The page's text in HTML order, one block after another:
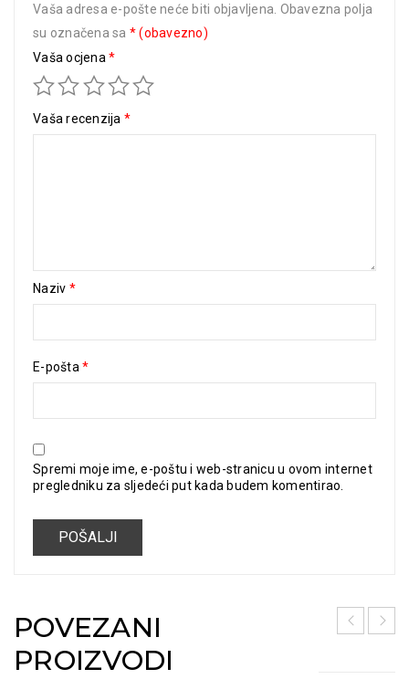
Vaša adresa e-pošte neće biti objavljena. Obavezna polja
su označena sa * (obavezno)
Vaša ocjena *
Vaša recenzija *
Naziv *
E-pošta *
Spremi moje ime, e-poštu i web-stranicu u ovom internet
pregledniku za sljedeći put kada budem komentirao.
POVEZANI
PROIZVODI